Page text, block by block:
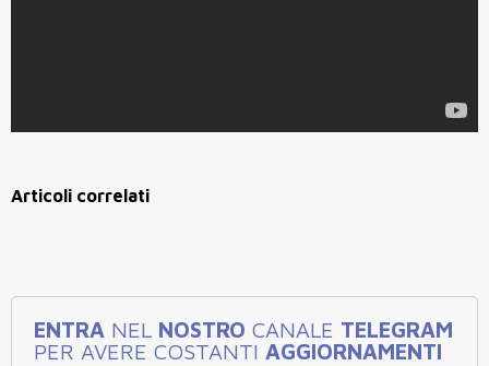
Articoli correlati
ENTRA NEL NOSTRO CANALE TELEGRAM
PER AVERE COSTANTI AGGIORNAMENTI